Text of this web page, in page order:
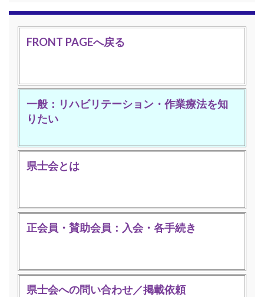
FRONT PAGEへ戻る
一般：リハビリテーション・作業療法を知
りたい
県士会とは
正会員・賛助会員：入会・各手続き
県士会への問い合わせ／掲載依頼